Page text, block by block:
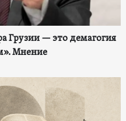
Грузии — это демагогия
Мнение